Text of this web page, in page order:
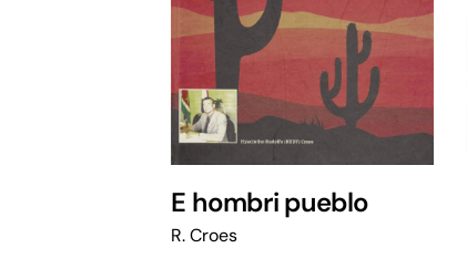
E hombri pueblo
R. Croes